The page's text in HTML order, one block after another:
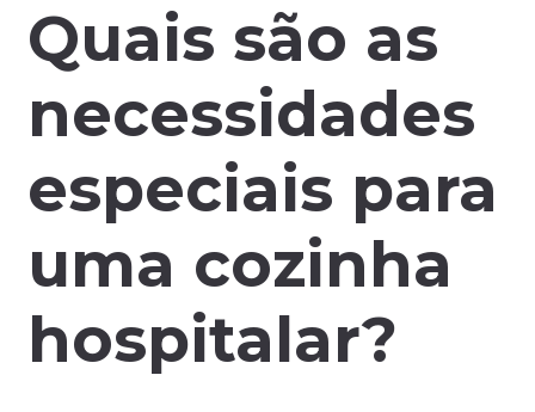
Quais são as
necessidades
especiais para
uma cozinha
hospitalar?